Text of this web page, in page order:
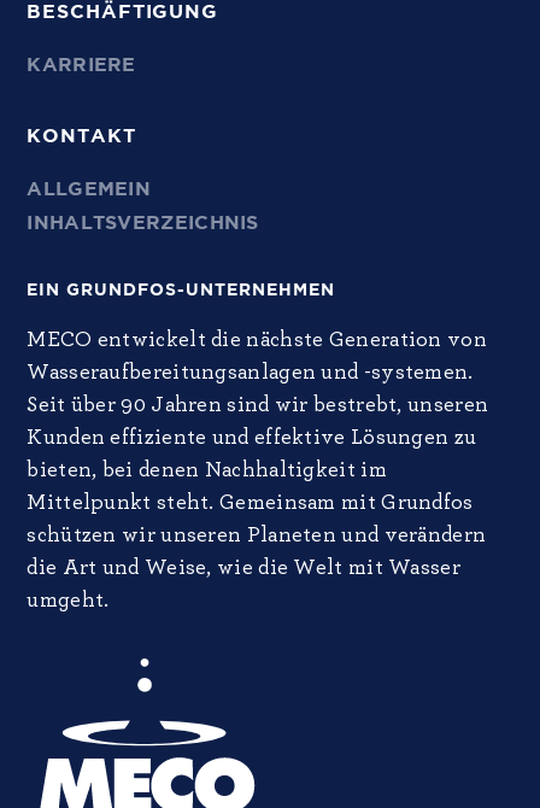
BESCHÄFTIGUNG
KARRIERE
KONTAKT
ALLGEMEIN
INHALTSVERZEICHNIS
EIN GRUNDFOS-UNTERNEHMEN
MECO entwickelt die nächste Generation von
Wasseraufbereitungsanlagen und -systemen.
Seit über 90 Jahren sind wir bestrebt, unseren
Kunden effiziente und effektive Lösungen zu
bieten, bei denen Nachhaltigkeit im
Mittelpunkt steht. Gemeinsam mit Grundfos
schützen wir unseren Planeten und verändern
die Art und Weise, wie die Welt mit Wasser
umgeht.